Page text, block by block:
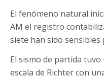
El fenómeno natural
AM el registro
siete han sido
El sismo de partida
escala de Richter con